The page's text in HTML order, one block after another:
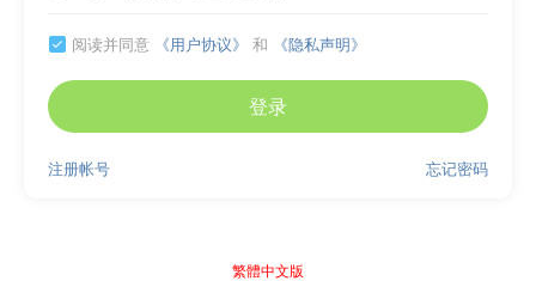
 阅读并同意 《用户协议》 和 《隐私声明》
登录
忘记密码
注册帐号
繁體中文版